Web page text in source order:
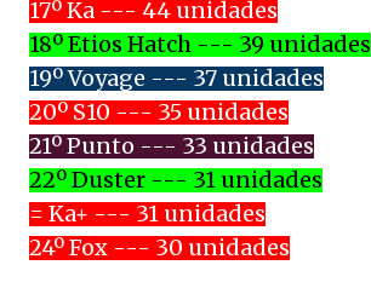
17º Ka --- 44 unidades
18º Etios Hatch --- 39 unidades
19º Voyage --- 37 unidades
20º S10 --- 35 unidades
21º Punto --- 33 unidades
22º Duster --- 31 unidades
= Ka+ --- 31 unidades
24º Fox --- 30 unidades